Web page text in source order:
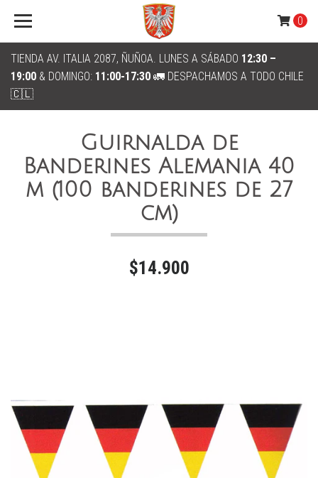
TIENDA AV. ITALIA 2087, ÑUÑOA. LUNES A SÁBADO 12:30 –
19:00 & DOMINGO: 11:00-17:30 🚛 DESPACHAMOS A TODO CHILE
🇨🇱
0
Guirnalda de
Banderines Alemania 40
m (100 banderines de 27
cm)
$14.900